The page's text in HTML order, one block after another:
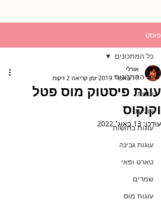
פוסט
כל המתכונים
עוגות
עוגיות
עוגות בחושות
עוגות גבינה
טארט ופאי
שמרים
עוגות מוס
כל המתכונים
עוגת פיסטוק מוס פטל
וקוקוס
אורלי
17 באפר׳ 2019
זמן קריאה 2 דקות
עודכן: 13 באוג׳ 2022